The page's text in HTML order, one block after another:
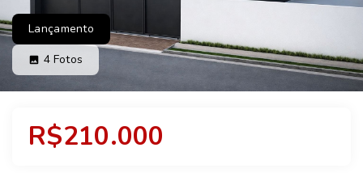
Lançamento
4 Fotos
R$210.000